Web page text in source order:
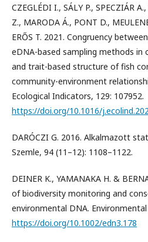
CZEGLÉDI I., SÁLY P., SPECZIÁR
Z., MARODA Á., PONT D.,
ERŐS T. 2021. Congruency
eDNA-based sampling methods in
and trait-based structure of fish
community-environment
Ecological Indicators, 129: 107952.
https://doi.org/10.1016/
DARÓCZI G. 2016. Alkalmazott
Szemle, 94 (11–12): 1108–1122.
DEINER K., YAMANAKA H. &
of biodiversity monitoring and
environmental DNA. Environmental
https://doi.org/10.1002/edn3.178